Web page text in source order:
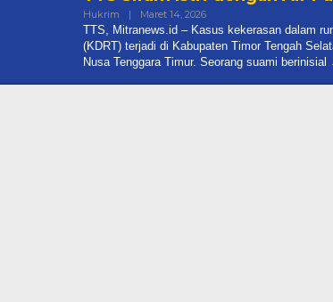
Hukrim | Maret 14, 2026Oleh
Mitranews.id
TTS, Mitranews.id – Kasus kekerasan dalam
(KDRT) terjadi di Kabupaten Timor Tengah
Nusa Tenggara Timur. Seorang suami berinisial